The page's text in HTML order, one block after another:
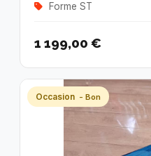
Forme ST
1 199,00 €
Occasion - Bon